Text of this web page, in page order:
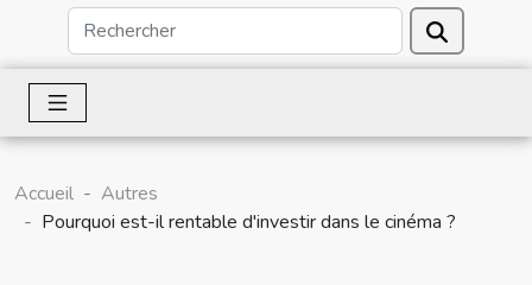
Accueil
Autres
Pourquoi est-il rentable d'investir dans le cinéma ?